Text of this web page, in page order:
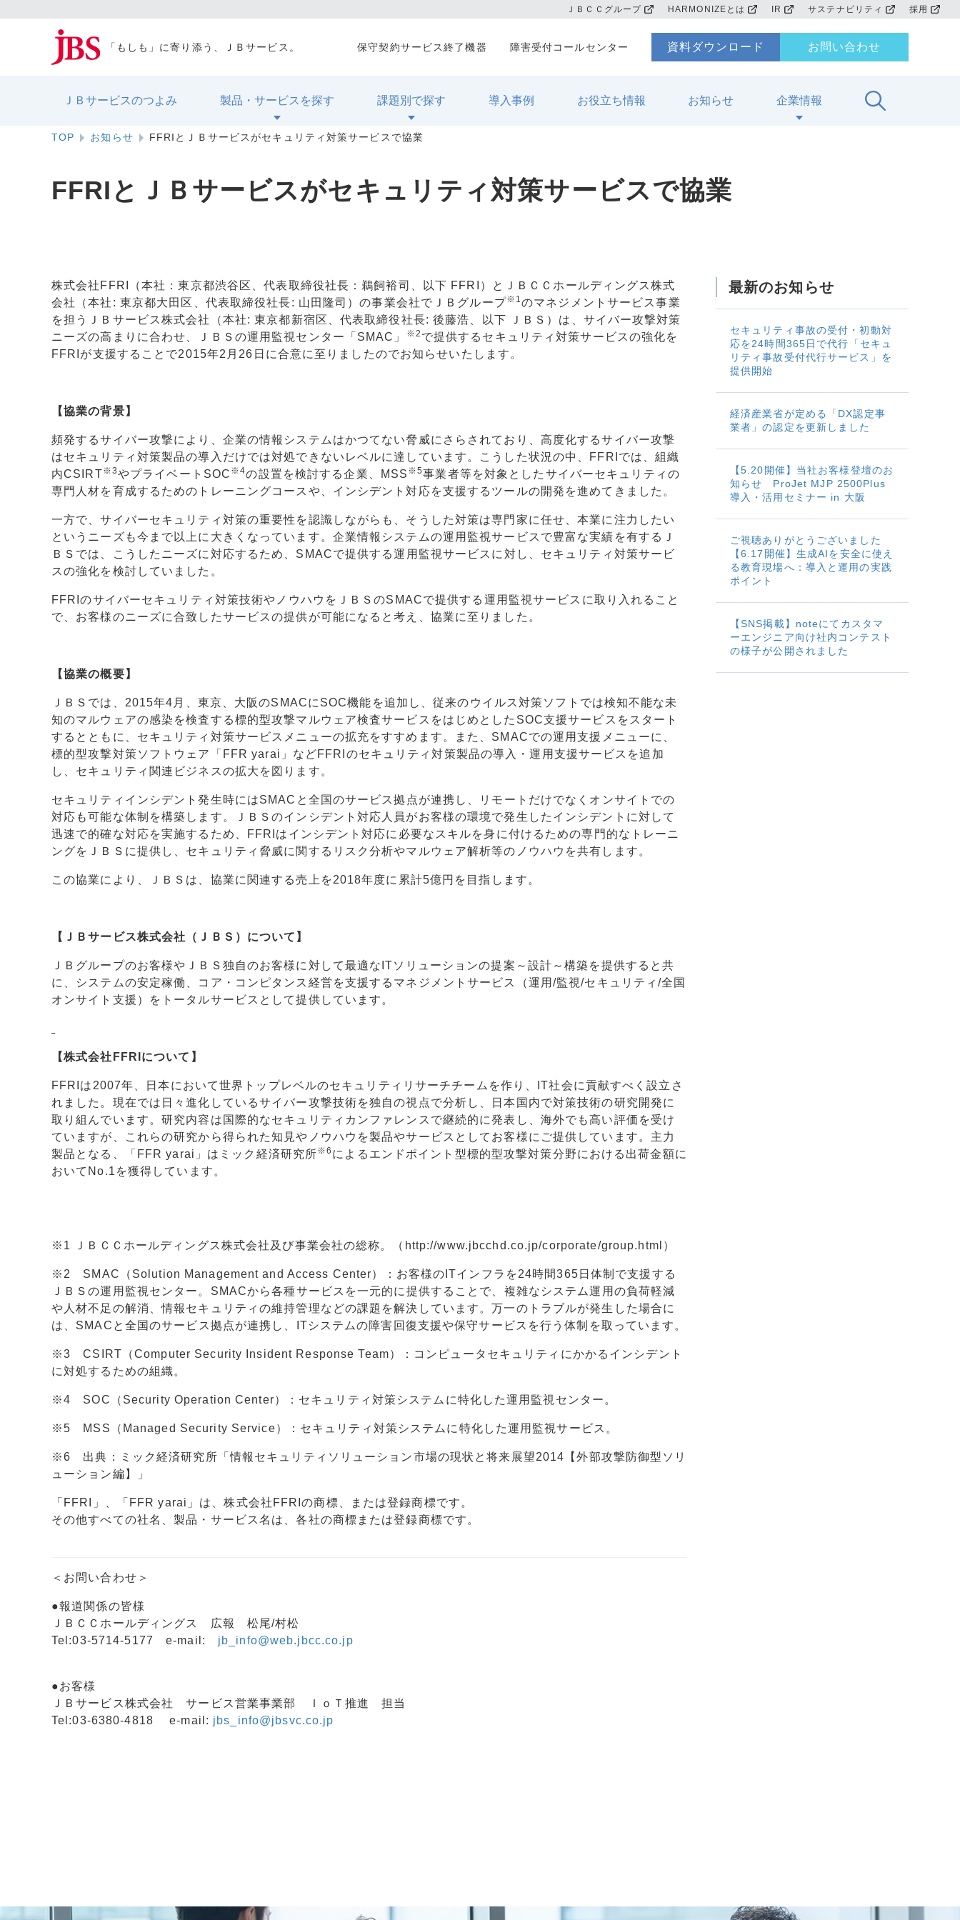
ＪＢＣＣグループ HARMONIZEとは IR サステナビリティ 採用
「もしも」に寄り添う、ＪＢサービス。
ＪＢサービスのつよみ 製品・サービスを探す 課題別で探す 導入事例 お役立ち情報 お知らせ 企業情報
資料ダウンロード お問い合わせ
保守契約サービス終了機器 障害受付コールセンター
TOP お知らせ FFRIとＪＢサービスがセキュリティ対策サービスで協業
FFRIとＪＢサービスがセキュリティ対策サービスで協業
株式会社FFRI（本社：東京都渋谷区、代表取締役社長：鵜飼裕司、以下 FFRI）とＪＢＣＣホールディングス株式
会社（本社: 東京都大田区、代表取締役社長: 山田隆司）の事業会社でＪＢグループ※1 のマネジメントサービス事業
を担うＪＢサービス株式会社（本社: 東京都新宿区、代表取締役社長: 後藤浩、以下 ＪＢＳ）は、サイバー攻撃対策
ニーズの高まりに合わせ、ＪＢＳの運用監視センター「SMAC」
※2 で提供するセキュリティ対策サービスの強化を
FFRIが支援することで2015年2月26日に合意に至りましたのでお知らせいたします。
【協業の背景】
頻発するサイバー攻撃により、企業の情報システムはかつてない脅威にさらされており、高度化するサイバー攻撃
はセキュリティ対策製品の導入だけでは対処できないレベルに達しています。こうした状況の中、FFRIでは、組織
内CSIRT※3やプライベートSOC ※4の設置を検討する企業、MSS ※5事業者等を対象としたサイバーセキュリティの
専門人材を育成するためのトレーニングコースや、インシデント対応を支援するツールの開発を進めてきました。
一方で、サイバーセキュリティ対策の重要性を認識しながらも、そうした対策は専門家に任せ、本業に注力したい
というニーズも今まで以上に大きくなっています。企業情報システムの運用監視サービスで豊富な実績を有するＪ
ＢＳでは、こうしたニーズに対応するため、SMACで提供する運用監視サービスに対し、セキュリティ対策サービ
スの強化を検討していました。
FFRIのサイバーセキュリティ対策技術やノウハウをＪＢＳのSMACで提供する運用監視サービスに取り入れること
で、お客様のニーズに合致したサービスの提供が可能になると考え、協業に至りました。
【協業の概要】
ＪＢＳでは、2015年4月、東京、大阪のSMACにSOC機能を追加し、従来のウイルス対策ソフトでは検知不能な未
知のマルウェアの感染を検査する標的型攻撃マルウェア検査サービスをはじめとしたSOC支援サービスをスタート
するとともに、セキュリティ対策サービスメニューの拡充をすすめます。また、SMACでの運用支援メニューに、
標的型攻撃対策ソフトウェア「FFR yarai」などFFRIのセキュリティ対策製品の導入・運用支援サービスを追加
し、セキュリティ関連ビジネスの拡大を図ります。
セキュリティインシデント発生時にはSMACと全国のサービス拠点が連携し、リモートだけでなくオンサイトでの
対応も可能な体制を構築します。ＪＢＳのインシデント対応人員がお客様の環境で発生したインシデントに対して
迅速で的確な対応を実施するため、FFRIはインシデント対応に必要なスキルを身に付けるための専門的なトレーニ
ングをＪＢＳに提供し、セキュリティ脅威に関するリスク分析やマルウェア解析等のノウハウを共有します。
この協業により、ＪＢＳは、協業に関連する売上を2018年度に累計5億円を目指します。
【ＪＢサービス株式会社（ＪＢＳ）について】
ＪＢグループのお客様やＪＢＳ独自のお客様に対して最適なITソリューションの提案～設計～構築を提供すると共
に、システムの安定稼働、コア・コンピタンス経営を支援するマネジメントサービス（運用/監視/セキュリティ/全国
オンサイト支援）をトータルサービスとして提供しています。
【株式会社FFRIについて】
FFRIは2007年、日本において世界トップレベルのセキュリティリサーチチームを作り、IT社会に貢献すべく設立さ
れました。現在では日々進化しているサイバー攻撃技術を独自の視点で分析し、日本国内で対策技術の研究開発に
取り組んでいます。研究内容は国際的なセキュリティカンファレンスで継続的に発表し、海外でも高い評価を受け
ていますが、これらの研究から得られた知見やノウハウを製品やサービスとしてお客様にご提供しています。主力
製品となる、「FFR yarai」はミック経済研究所※6 によるエンドポイント型標的型攻撃対策分野における出荷金額に
おいてNo.1を獲得しています。
※1 ＪＢＣＣホールディングス株式会社及び事業会社の総称。（http://www.jbcchd.co.jp/corporate/group.html）
※2 SMAC（Solution Management and Access Center）：お客様のITインフラを24時間365日体制で支援する
ＪＢＳの運用監視センター。SMACから各種サービスを一元的に提供することで、複雑なシステム運用の負荷軽減
や人材不足の解消、情報セキュリティの維持管理などの課題を解決しています。万一のトラブルが発生した場合に
は、SMACと全国のサービス拠点が連携し、ITシステムの障害回復支援や保守サービスを行う体制を取っています。
※3 CSIRT（Computer Security Insident Response Team）：コンピュータセキュリティにかかるインシデント
に対処するための組織。
※4 SOC（Security Operation Center）：セキュリティ対策システムに特化した運用監視センター。
※5 MSS（Managed Security Service）：セキュリティ対策システムに特化した運用監視サービス。
※6 出典：ミック経済研究所「情報セキュリティソリューション市場の現状と将来展望2014【外部攻撃防御型ソリ
ューション編】」
「FFRI」、「FFR yarai」は、株式会社FFRIの商標、または登録商標です。
その他すべての社名、製品・サービス名は、各社の商標または登録商標です。
＜お問い合わせ＞
●報道関係の皆様
ＪＢＣＣホールディングス 広報 松尾/村松
Tel:03-5714-5177 e-mail: jb_info@web.jbcc.co.jp
●お客様
ＪＢサービス株式会社 サービス営業事業部 ＩｏＴ推進 担当
Tel:03-6380-4818 e-mail: jbs_info@jbsvc.co.jp
最新のお知らせ
セキュリティ事故の受付・初動対
応を24時間365日で代行「セキュ
リティ事故受付代行サービス」を
提供開始
経済産業省が定める「DX認定事
業者」の認定を更新しました
【5.20開催】当社お客様登壇のお
知らせ ProJet MJP 2500Plus
導入・活用セミナー in 大阪
ご視聴ありがとうございました
【6.17開催】生成AIを安全に使え
る教育現場へ：導入と運用の実践
ポイント
【SNS掲載】noteにてカスタマ
ーエンジニア向け社内コンテスト
の様子が公開されました